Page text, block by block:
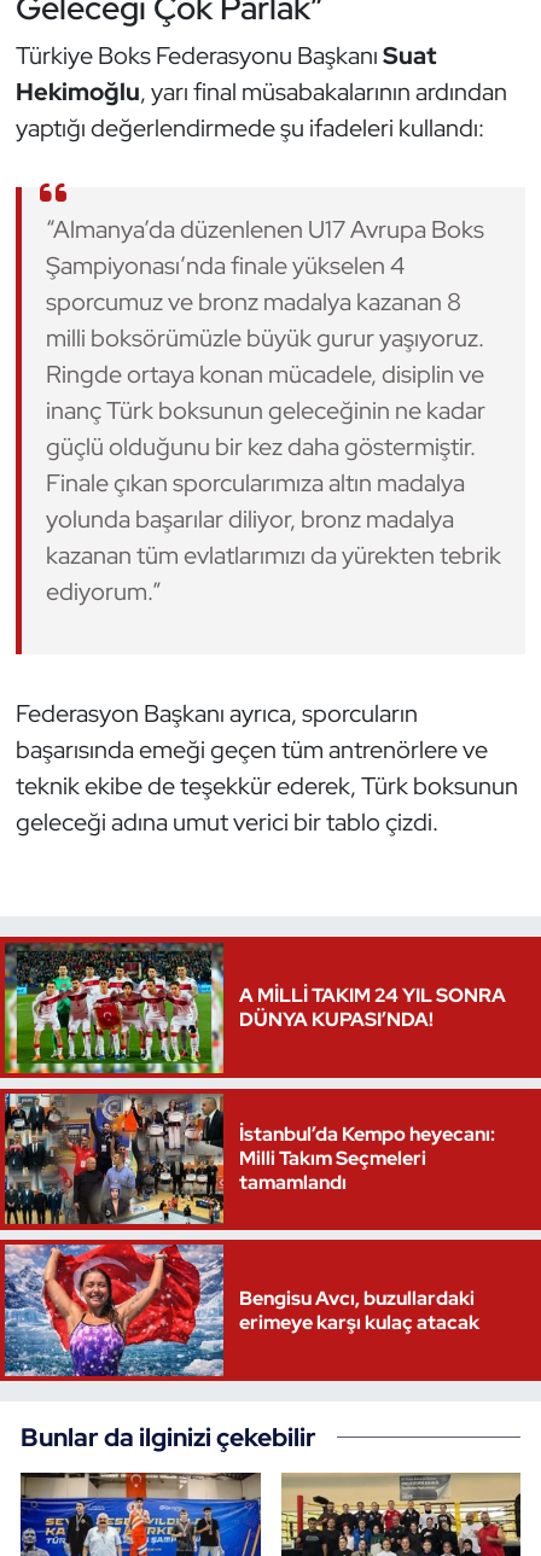
Türkiye Boks Federasyonu BaşkanıSuat
Hekimoğlu, yarı final müsabakalarının ardından
yaptığı değerlendirmede şu ifadeleri kullandı:
“Almanya’da düzenlenen U17 Avrupa Boks
Şampiyonası’nda finale yükselen 4
sporcumuz ve bronz madalya kazanan 8
milli boksörümüzle büyük gurur yaşıyoruz.
Ringde ortaya konan mücadele, disiplin ve
inanç Türk boksunun geleceğinin ne kadar
güçlü olduğunu bir kez daha göstermiştir.
Finale çıkan sporcularımıza altın madalya
yolunda başarılar diliyor, bronz madalya
kazanan tüm evlatlarımızı da yürekten tebrik
ediyorum.”
Federasyon Başkanı ayrıca, sporcuların
başarısında emeği geçen tüm antrenörlere ve
teknik ekibe de teşekkür ederek, Türk boksunun
geleceği adına umut verici bir tablo çizdi.
A MİLLİ TAKIM 24 YIL SONRA
DÜNYA KUPASI’NDA!
İstanbul’da Kempo heyecanı:
Milli Takım Seçmeleri
tamamlandı
Bengisu Avcı, buzullardaki
erimeye karşı kulaç atacak
Bunlar da ilginizi çekebilir